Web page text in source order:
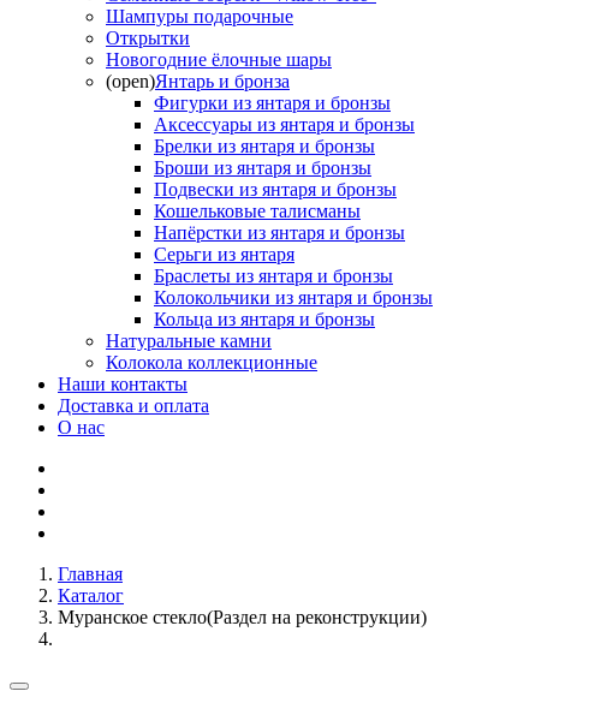
Шампуры подарочные
Открытки
Новогодние ёлочные шары
(open)Янтарь и бронза
Фигурки из янтаря и бронзы
Аксессуары из янтаря и бронзы
Брелки из янтаря и бронзы
Броши из янтаря и бронзы
Подвески из янтаря и бронзы
Кошельковые талисманы
Напёрстки из янтаря и бронзы
Серьги из янтаря
Браслеты из янтаря и бронзы
Колокольчики из янтаря и бронзы
Кольца из янтаря и бронзы
Натуральные камни
Колокола коллекционные
Наши контакты
Доставка и оплата
О нас
Главная
Каталог
Муранское стекло(Раздел на реконструкции)